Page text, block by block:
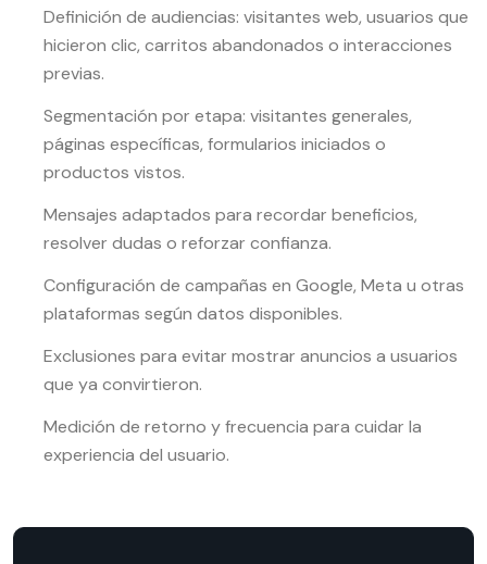
Definición de audiencias: visitantes web, usuarios que
hicieron clic, carritos abandonados o interacciones
previas.
Segmentación por etapa: visitantes generales,
páginas específicas, formularios iniciados o
productos vistos.
Mensajes adaptados para recordar beneficios,
resolver dudas o reforzar confianza.
Configuración de campañas en Google, Meta u otras
plataformas según datos disponibles.
Exclusiones para evitar mostrar anuncios a usuarios
que ya convirtieron.
Medición de retorno y frecuencia para cuidar la
experiencia del usuario.